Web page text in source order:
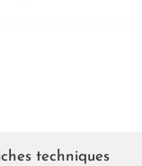
techniques